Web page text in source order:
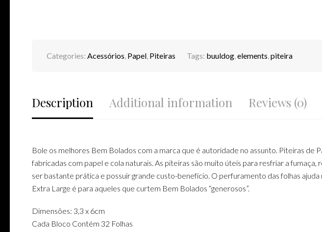
Categories: Acessórios Papel Piteiras Tags: buuldog elements piteira
Description Additional information Reviews (0)
Bole os melhores Bem Bolados com a marca que é autoridade no assunto. Piteiras de
fabricadas com papel e cola naturais. As piteiras são muito úteis para resfriar a
ser bastante prática e possuir grande custo-benefício. O perfuramento das folhas
Extra Large é para aqueles que curtem Bem Bolados “generosos”.
Dimensões: 3,3 x 6cm
Cada Bloco Contém 32 Folhas